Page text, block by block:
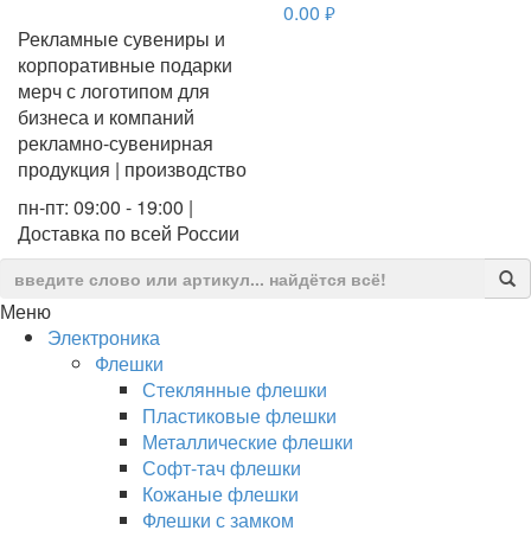
Рекламные сувениры и
корпоративные подарки
мерч с логотипом для
бизнеса и компаний
рекламно-сувенирная
продукция | производство
пн-пт: 09:00 - 19:00 |
Доставка по всей России
0.00 руб.
Меню
Электроника
Флешки
Стеклянные флешки
Пластиковые флешки
Металлические флешки
Софт-тач флешки
Кожаные флешки
Флешки с замком